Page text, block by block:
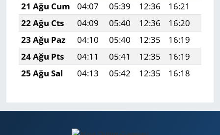
21 Ağu Cum
04:07 05:39 12:36 16:21
22 Ağu Cts
04:09 05:40 12:36 16:20
23 Ağu Paz
04:10 05:40 12:35 16:19
24 Ağu Pts
04:11 05:41 12:35 16:19
25 Ağu Sal
04:13 05:42 12:35 16:18